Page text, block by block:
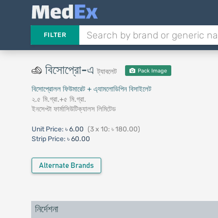
FILTER
বিসোপ্রো-এট্যাবলেট Pack Image
বিসোপ্রোলল ফিউমারেট + এ্যামলােডিপিন বিসাইলেট
২.৫ মি.গ্রা.+৫ মি.গ্রা.
ইনসেপ্টা ফার্মাসিউটিক্যালস লিমিটেড
Unit Price: ৳ 6.00 (3 x 10: ৳ 180.00)
Strip Price: ৳ 60.00
Alternate Brands
নির্দেশনা